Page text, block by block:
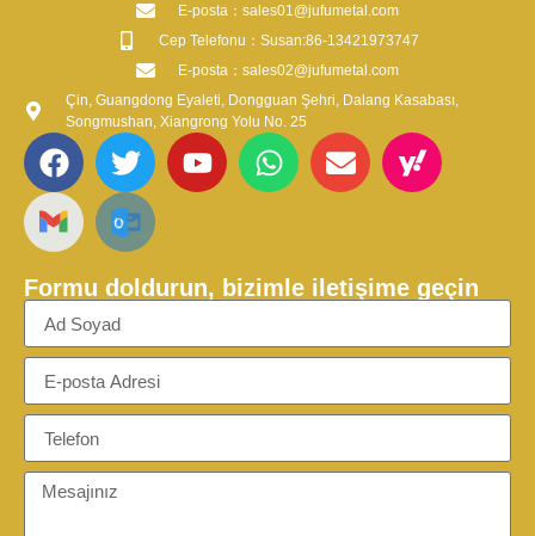
​E-posta​：sales01@jufumetal.com
​Cep Telefonu：Susan:86-13421973747
​E-posta​：sales02@jufumetal.com
Çin, Guangdong Eyaleti, Dongguan Şehri, Dalang Kasabası,
Songmushan, Xiangrong Yolu No. 25
Formu doldurun, bizimle iletişime geçin